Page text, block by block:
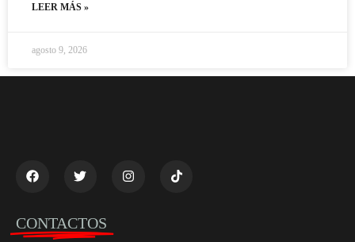
LEER MÁS »
agosto 9, 2026
CONTACTOS